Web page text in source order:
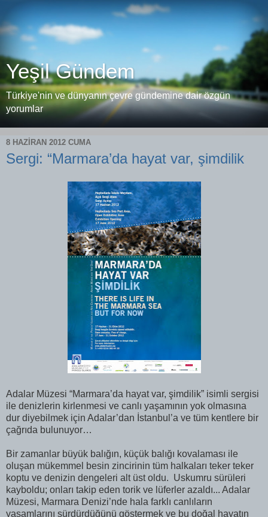
Yeşil Gündem
Türkiye'nin ve dünyanın çevre gündemine dair özgün
yorumlar
8 HAZIRAN 2012 CUMA
Sergi: “Marmara’da hayat var, şimdilik
Adalar Müzesi “Marmara’da hayat var, şimdilik” isimli sergisi
ile denizlerin kirlenmesi ve canlı yaşamının yok olmasına
dur diyebilmek için Adalar’dan İstanbul’a ve tüm kentlere bir
çağrıda bulunuyor…
Bir zamanlar büyük balığın, küçük balığı kovalaması ile
oluşan mükemmel besin zincirinin tüm halkaları teker teker
koptu ve denizin dengeleri alt üst oldu. Uskumru sürüleri
kayboldu; onları takip eden torik ve lüferler azaldı... Adalar
Müzesi, Marmara Denizi’nde hala farklı canlıların
yaşamlarını sürdürdüğünü göstermek ve bu doğal hayatın